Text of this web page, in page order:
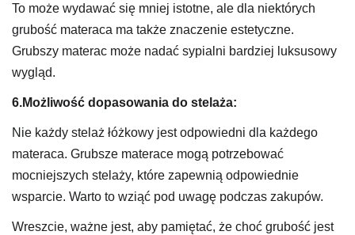
To może wydawać się mniej istotne, ale dla niektórych
grubość materaca ma także znaczenie estetyczne.
Grubszy materac może nadać sypialni bardziej luksusowy
wygląd.
6.Możliwość dopasowania do stelaża:
Nie każdy stelaż łóżkowy jest odpowiedni dla każdego
materaca. Grubsze materace mogą potrzebować
mocniejszych stelaży, które zapewnią odpowiednie
wsparcie. Warto to wziąć pod uwagę podczas zakupów.
Wreszcie, ważne jest, aby pamiętać, że choć grubość jest